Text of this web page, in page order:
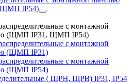
IP54)
с монтажной
(ЩМП IP31, ЩМП IP54)
с монтажной
(ЩМП IP31)
с монтажной
(ЩМП IP54)
( ЩРН, ЩРВ) IP31, IP54